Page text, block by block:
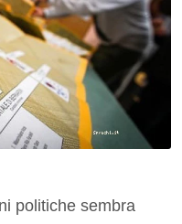
politiche sembra